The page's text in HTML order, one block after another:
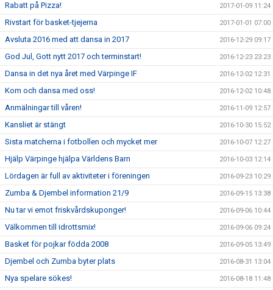
Rabatt på Pizza! 2017-01-09 11:24
Rivstart för basket-tjejerna 2017-01-01 07:00
Avsluta 2016 med att dansa in 2017 2016-12-29 09:17
God Jul, Gott nytt 2017 och terminstart! 2016-12-23 23:23
Dansa in det nya året med Värpinge IF 2016-12-02 12:31
Kom och dansa med oss! 2016-12-02 10:48
Anmälningar till våren! 2016-11-09 12:57
Kansliet är stängt 2016-10-30 15:52
Sista matcherna i fotbollen och mycket mer 2016-10-07 12:27
Hjälp Värpinge hjälpa Världens Barn 2016-10-03 12:14
Lördagen är full av aktiviteter i föreningen 2016-09-23 10:29
Zumba & Djembel information 21/9 2016-09-15 13:38
Nu tar vi emot friskvårdskuponger! 2016-09-06 10:44
Välkommen till idrottsmix! 2016-09-06 09:24
Basket för pojkar födda 2008 2016-09-05 13:49
Djembel och Zumba byter plats 2016-08-31 13:04
Nya spelare sökes! 2016-08-18 11:48